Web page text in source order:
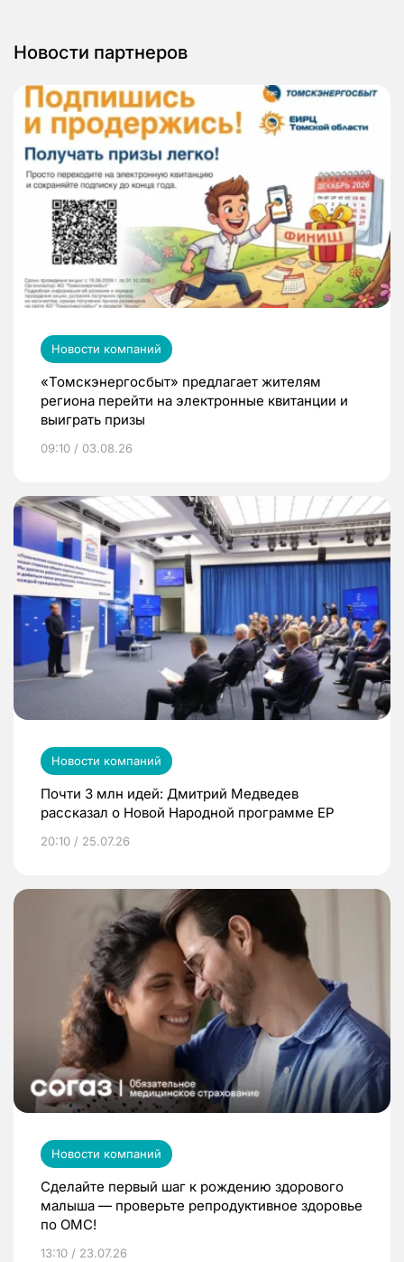
Новости партнеров
Новости компаний
«Томскэнергосбыт» предлагает жителям
региона перейти на электронные квитанции и
выиграть призы
09:10 / 03.08.26
Новости компаний
Почти 3 млн идей: Дмитрий Медведев
рассказал о Новой Народной программе ЕР
20:10 / 25.07.26
Новости компаний
Сделайте первый шаг к рождению здорового
малыша — проверьте репродуктивное здоровье
по ОМС!
13:10 / 23.07.26